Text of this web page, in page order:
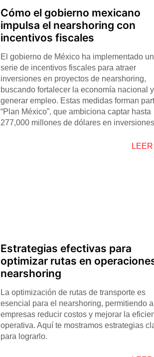
Cómo el gobierno mexicano
impulsa el nearshoring con
incentivos fiscales
El gobierno de México ha implementado
serie de incentivos fiscales para atraer
inversiones en proyectos de nearshoring,
buscando fortalecer la economía nacional y
generar empleo. Estas medidas forman
“Plan México”, que ambiciona captar hasta
277,000 millones de dólares en inversiones
Estrategias efectivas para
optimizar rutas en
nearshoring
La optimización de rutas de transporte es
esencial para el nearshoring, permitiendo
empresas reducir costos y mejorar la
operativa. Aquí te mostramos estrategias
para lograrlo.